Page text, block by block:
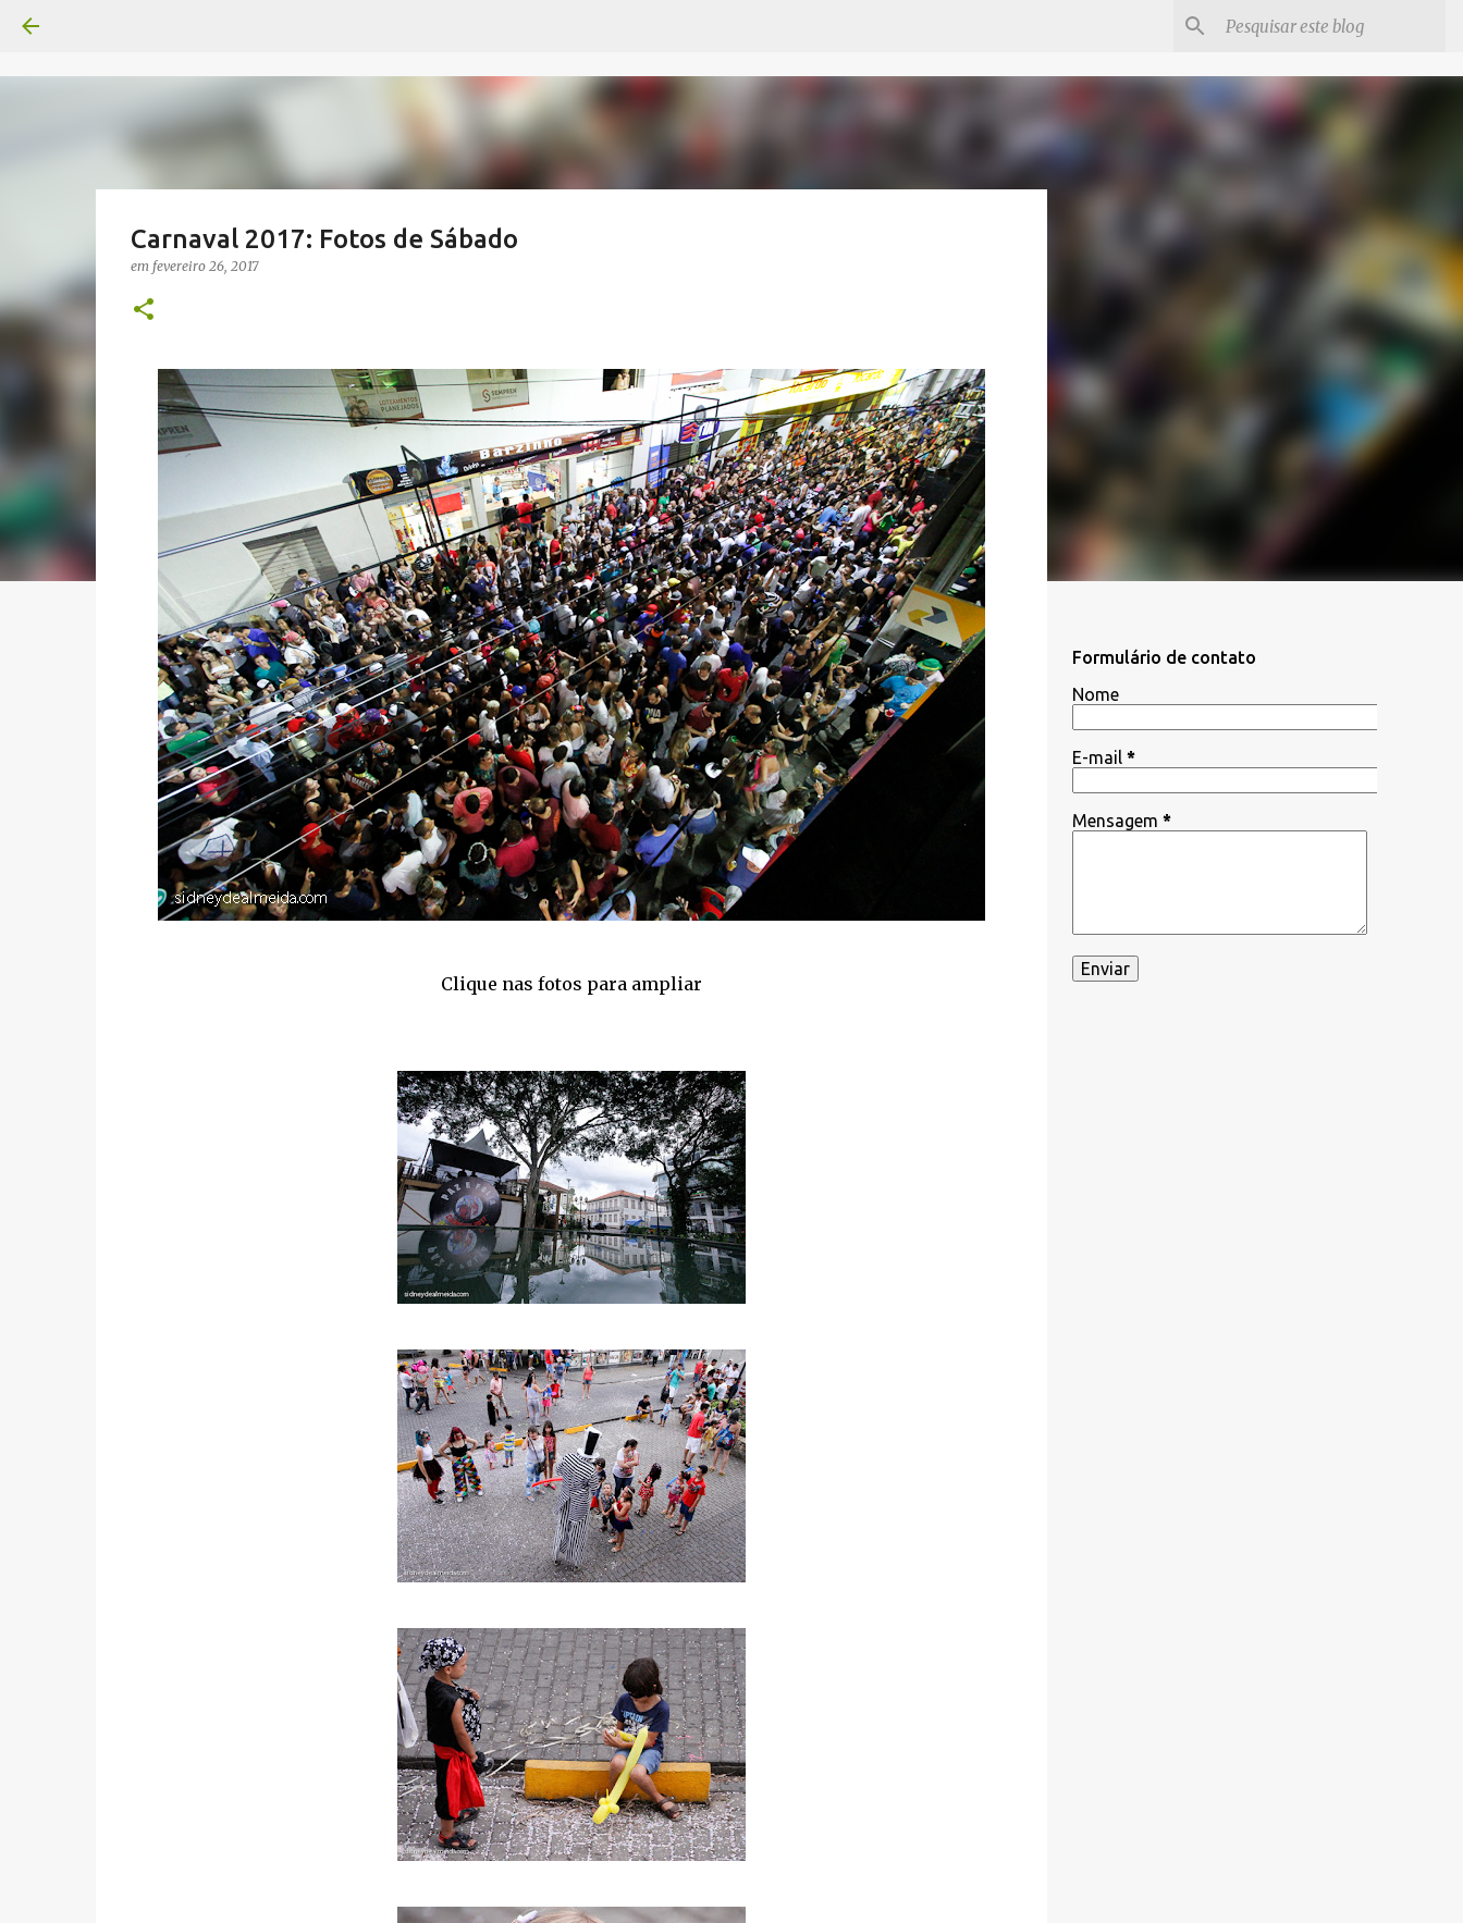
Carnaval 2017: Fotos de Sábado
em fevereiro 26, 2017
Clique nas fotos para ampliar
Formulário de contato
Nome
E-mail *
Mensagem *